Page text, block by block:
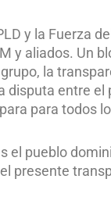
y la Fuerza
y aliados. Un
la
disputa entre el
para todos
el pueblo
presente